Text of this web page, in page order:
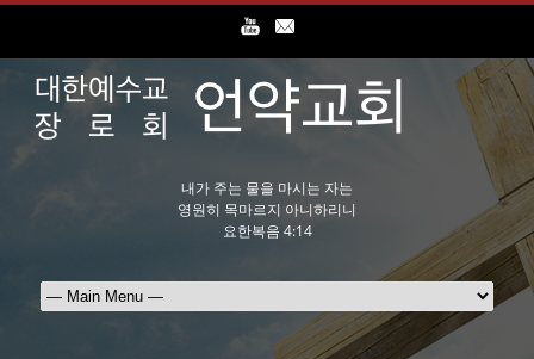
내가 주는 물을 마시는 자는
영원히 목마르지 아니하리니
요한복음 4:14